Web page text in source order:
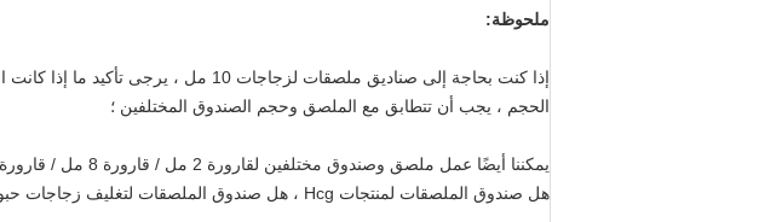
ملحوظة:
إذا كنت بحاجة إلى صناديق ملصقات لزجاجات 10 مل ، يرجى تأكيد ما إذا كانت الزجاجة 22 * ​​45 مم أو 22 * ​​50 مم
الحجم ، يجب أن تتطابق مع الملصق وحجم الصندوق المختلفين ؛
يمكننا أيضًا عمل ملصق وصندوق مختلفين لقارورة 2 مل / قارورة 8 مل / قارورة 15 مل / قارورة 20 مل / قارورة 30 مل
هل صندوق الملصقات لمنتجات Hcg ، هل صندوق الملصقات لتغليف زجاجات حبوب منع الحمل عن طريق الفم ؛